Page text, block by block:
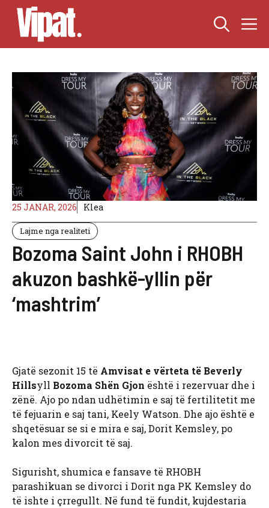
Skip
content
25 JANAR, 2026 Klea
Lajme nga realiteti
Bozoma Saint John i RHOBH
akuzon bashkë-yllin për
‘mashtrim’
Gjatë sezonit 15 të Amvisat e vërteta të Beverly
Hillsyll Bozoma Shën Gjon është i rezervuar dhe i
zënë. Ajo po ndan udhëtimin e saj të fertilitetit me
të fejuarin e saj tani, Keely Watson. Dhe ajo është e
shqetësuar se si e mira e saj, Dorit Kemsley, po
kalon mes divorcit të saj.
Sigurisht, shumica e fansave të RHOBH
parashikuan se divorci i Dorit nga PK Kemsley do
të ishte i çrregullt. Në fund të fundit, kujdestaria